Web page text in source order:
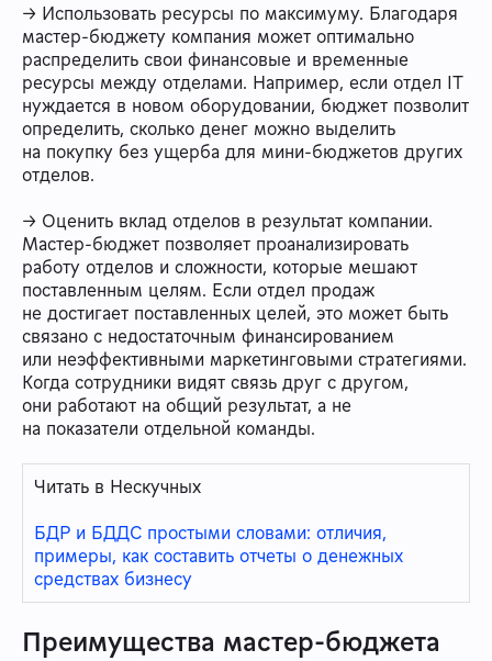
→ Использовать ресурсы по максимуму. Благодаря
мастер-бюджету компания может оптимально
распределить свои финансовые и временные
ресурсы между отделами. Например, если отдел IT
нуждается в новом оборудовании, бюджет позволит
определить, сколько денег можно выделить
на покупку без ущерба для мини-бюджетов других
отделов.
→ Оценить вклад отделов в результат компании.
Мастер-бюджет позволяет проанализировать
работу отделов и сложности, которые мешают
поставленным целям. Если отдел продаж
не достигает поставленных целей, это может быть
связано с недостаточным финансированием
или неэффективными маркетинговыми стратегиями.
Когда сотрудники видят связь друг с другом,
они работают на общий результат, а не
на показатели отдельной команды.
Читать в Нескучных
БДР и БДДС простыми словами: отличия,
примеры, как составить отчеты о денежных
средствах бизнесу
Преимущества мастер-бюджета